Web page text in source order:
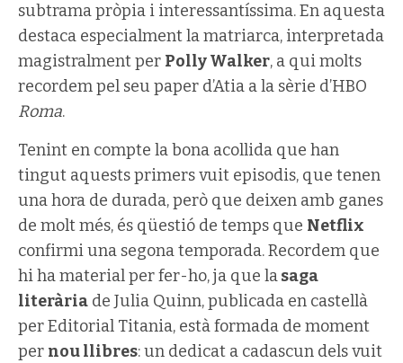
subtrama pròpia i interessantíssima. En aquesta
destaca especialment la matriarca, interpretada
magistralment per Polly Walker, a qui molts
recordem pel seu paper d’Atia a la sèrie d’HBO
Roma.
Tenint en compte la bona acollida que han
tingut aquests primers vuit episodis, que tenen
una hora de durada, però que deixen amb ganes
de molt més, és qüestió de temps que Netflix
confirmi una segona temporada. Recordem que
hi ha material per fer-ho, ja que lasaga
literària de Julia Quinn, publicada en castellà
per Editorial Titania, està formada de moment
per nou llibres: un dedicat a cadascun dels vuit